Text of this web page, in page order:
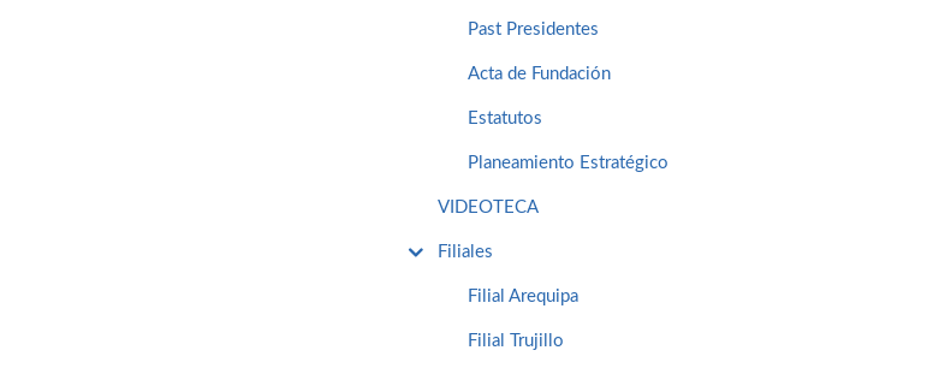
Past Presidentes
Acta de Fundación
Estatutos
Planeamiento Estratégico
VIDEOTECA
Filiales
Filial Arequipa
Filial Trujillo